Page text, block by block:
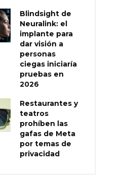
Blindsight de
Neuralink: el
implante para
dar visión a
personas
ciegas iniciaría
pruebas en
2026
Restaurantes y
teatros
prohíben las
gafas de Meta
por temas de
privacidad